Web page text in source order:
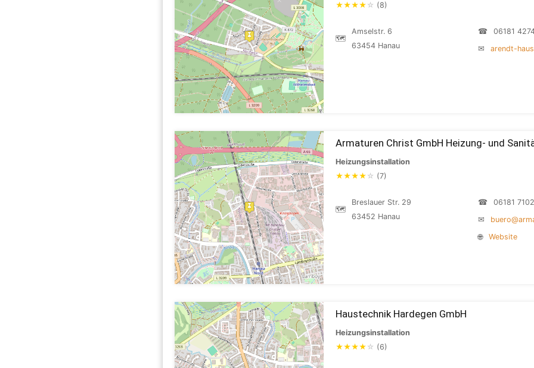
★★★★ ☆ (8)
🗺
Amselstr. 6
63454 Hanau
☎
06181
✉
arendt-
Armaturen Christ GmbH Heizung- und
Heizungsinstallation
★★★★ ☆ (7)
🗺
Breslauer Str. 29
63452 Hanau
☎
06181
✉
🌐
Website
Haustechnik Hardegen GmbH
Heizungsinstallation
★★★★ ☆ (6)